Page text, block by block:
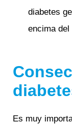
diabetes
encima del
Es muy